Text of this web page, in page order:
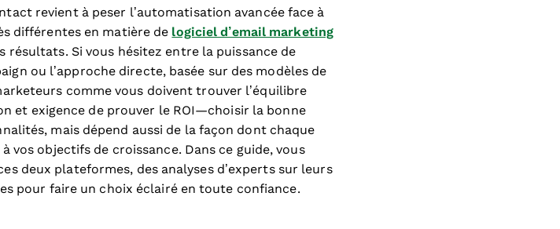
revient à peser l’automatisation avancée face à
différentes en matière de logiciel d’email marketing
Si vous hésitez entre la puissance de
ou l’approche directe, basée sur des modèles de
comme vous doivent trouver l’équilibre
et exigence de prouver le ROI—choisir la bonne
mais dépend aussi de la façon dont chaque
vos objectifs de croissance. Dans ce guide, vous
deux plateformes, des analyses d’experts sur leurs
pour faire un choix éclairé en toute confiance.